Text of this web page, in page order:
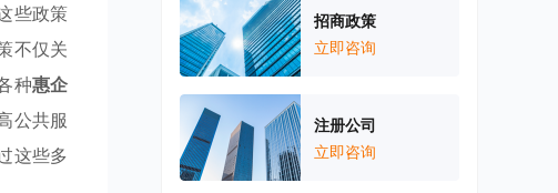
些政策
不仅关
种惠企
公共服
这些多
招商政策
立即咨询
注册公司
立即咨询